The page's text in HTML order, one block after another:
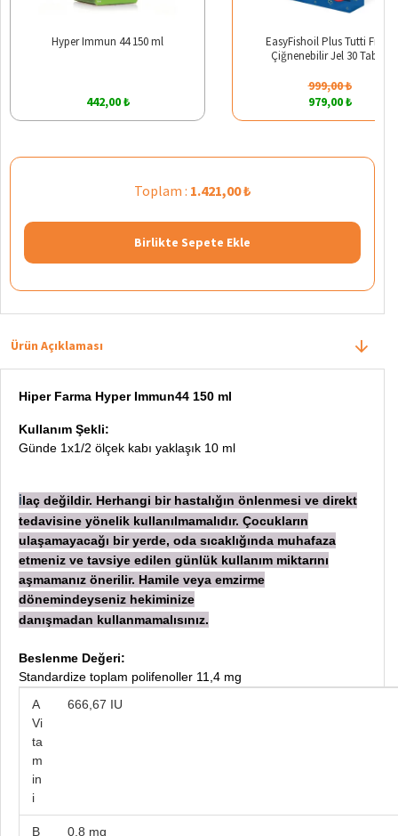
Hyper Immun 44 150 ml
442,00 ₺
EasyFishoil Plus Tutti Frutti
Çiğnenebilir Jel 30 Tablet
999,00 ₺
979,00 ₺
Toplam : 1.421,00 ₺
Birlikte Sepete Ekle
Ürün Açıklaması
Hiper Farma Hyper Immun44 150 ml
Kullanım Şekli:
Günde 1x1/2 ölçek kabı yaklaşık 10 ml
laç değildir. Herhangi bir hastalığın önlenmesi ve direkt
tedavisine yönelik kullanılmamalıdır. Çocukların
ulaşamayacağı bir yerde, oda sıcaklığında muhafaza
etmeniz ve tavsiye edilen günlük kullanım miktarını
aşmamanız önerilir. Hamile veya emzirme
dönemindeyseniz hekiminize
danışmadan kullanmamalısınız.
Beslenme Değeri:
Standardize toplam polifenoller 11,4 mg
A
Vi
ta
m
in
i
666,67 IU
B
0,8 mg